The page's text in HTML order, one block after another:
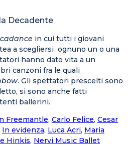
Decadente
in cui tutti i giovani
a scegliersi ognuno un o una
hanno dato vita a un
canzoni fra le quali
. Gli spettatori prescelti sono
si sono anche fatti
ballerini.
Freemantle, Carlo Felice, Cesar
In evidenza, Luca Acri, Maria
Hinkis, Nervi Music Ballet